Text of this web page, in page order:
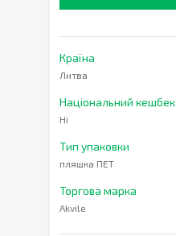
Країна
Литва
Національний кешбек
Ні
Тип упаковки
пляшка ПЕТ
Торгова марка
Akvile